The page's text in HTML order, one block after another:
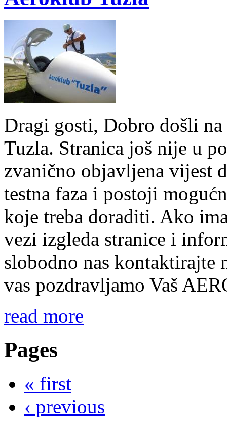
Dragi gosti, Dobro došli
Tuzla. Stranica još nije u
zvanično objavljena vijest
testna faza i postoji
koje treba doraditi. Ako
vezi izgleda stranice i
slobodno nas kontaktirajte
vas pozdravljamo Vaš
read more
Pages
« first
‹ previous